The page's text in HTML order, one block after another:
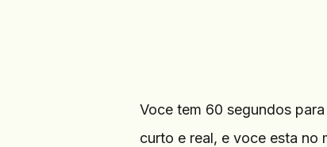
Voce tem 60 segundos
curto e real, e voce esta no